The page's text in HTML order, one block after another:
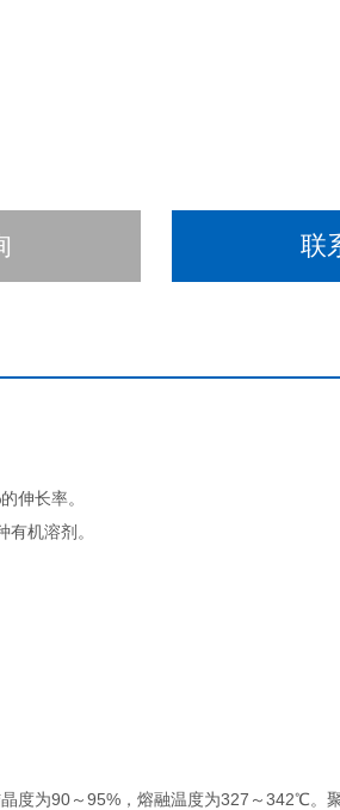
联
伸长率。
机溶剂。
度为90～95%，熔融温度为327～342℃。